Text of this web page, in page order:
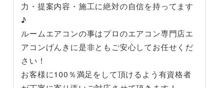
力・提案内容・施工に絶対の自信を持ってます
♪
ルームエアコンの事はプロのエアコン専門店エ
アコンげんきに是非ともご安心してお任せくだ
さい！
お客様に100％満足をして頂けるよう有資格者